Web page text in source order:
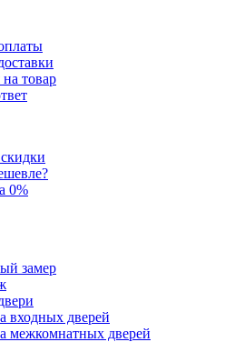
товар
0%
замер
входных дверей
межкомнатных дверей